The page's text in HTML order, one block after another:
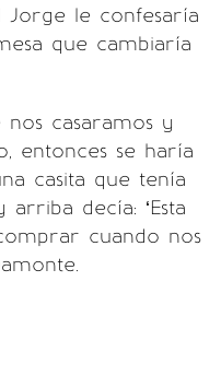
le confesaría
que cambiaría
casaramos y
entonces se haría
casita que tenía
decía: ‘Esta
cuando nos